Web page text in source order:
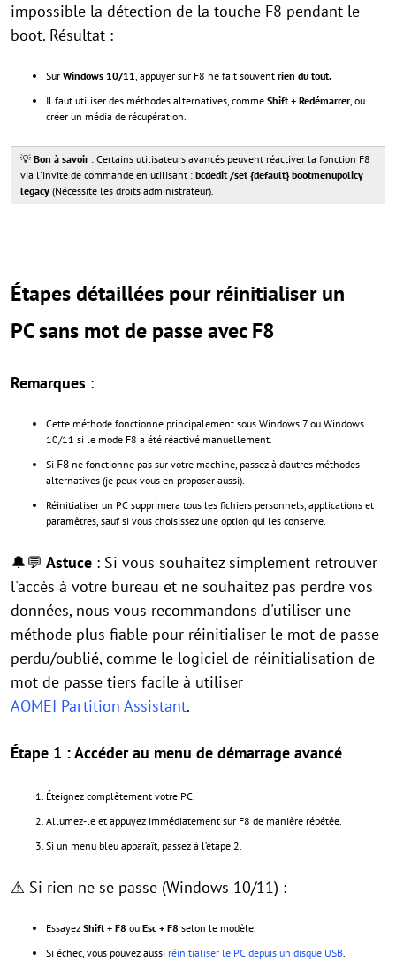
impossible la détection de la touche F8 pendant le
boot. Résultat :
Sur Windows 10/11, appuyer sur F8 ne fait souvent rien du tout.
Il faut utiliser des méthodes alternatives, comme Shift + Redémarrer, ou
créer un média de récupération.
💡 Bon à savoir : Certains utilisateurs avancés peuvent réactiver la fonction F8
via l'invite de commande en utilisant : bcdedit /set {default} bootmenupolicy
legacy (Nécessite les droits administrateur).
Étapes détaillées pour réinitialiser un
PC sans mot de passe avec F8
Remarques :
Cette méthode fonctionne principalement sous Windows 7 ou Windows
10/11 si le mode F8 a été réactivé manuellement.
Si F8 ne fonctionne pas sur votre machine, passez à d’autres méthodes
alternatives (je peux vous en proposer aussi).
Réinitialiser un PC supprimera tous les fichiers personnels, applications et
paramètres, sauf si vous choisissez une option qui les conserve.
🔔💬 Astuce : Si vous souhaitez simplement retrouver
l'accès à votre bureau et ne souhaitez pas perdre vos
données, nous vous recommandons d'utiliser une
méthode plus fiable pour réinitialiser le mot de passe
perdu/oublié, comme le logiciel de réinitialisation de
mot de passe tiers facile à utiliser
AOMEI Partition Assistant.
Étape 1 : Accéder au menu de démarrage avancé
Éteignez complètement votre PC.
Allumez-le et appuyez immédiatement sur F8 de manière répétée.
Si un menu bleu apparaît, passez à l’étape 2.
⚠ Si rien ne se passe (Windows 10/11) :
Essayez Shift + F8 ou Esc + F8 selon le modèle.
Si échec, vous pouvez aussi réinitialiser le PC depuis un disque USB.